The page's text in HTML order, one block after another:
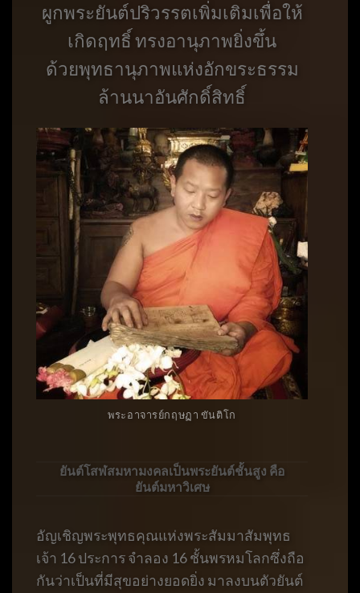
ผูกพระยันต์ปริวรรตเพิ่มเติมเพื่อให้
เกิดฤทธิ์ ทรงอานุภาพยิ่งขึ้น
ด้วยพุทธานุภาพแห่งอักขระธรรม
ล้านนาอันศักดิ์สิทธิ์
พระอาจารย์กฤษฏา ขันติโก
ยันต์โสฬสมหามงคลเป็นพระยันต์ชั้นสูง คือ
ยันต์มหาวิเศษ
อัญเชิญพระพุทธคุณแห่งพระสัมมาสัมพุทธ
เจ้า 16 ประการ จำลอง 16 ชั้นพรหมโลกซึ่งถือ
กันว่าเป็นที่มีสุขอย่างยอดยิ่ง มาลงบนตัวยันต์